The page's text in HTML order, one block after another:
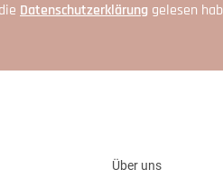
Daten­schutz­erklärung gelesen
Über uns